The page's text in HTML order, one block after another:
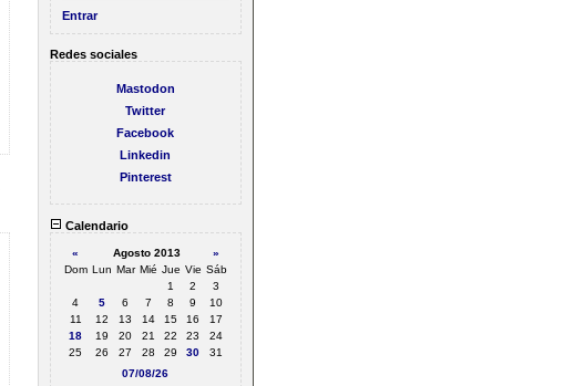
Entrar
Redes sociales
Mastodon
Twitter
Facebook
Linkedin
Pinterest
Calendario
« Agosto 2013
»
Dom Lun Mar Mié Jue Vie Sáb
1
2
3
4
5 6 7 8 9
10
11
12 13 14 15 16
17
18
19 20 21 22 23
24
25
26 27 28 29 30
31
07/08/26